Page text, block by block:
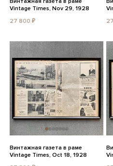
Vintage Times, Nov 29, 1928
27 800 ₽
Винтажная газета в раме
Vintage Times, Oct 18, 1928